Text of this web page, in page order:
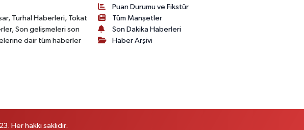
Turhal Haberleri, Tokat
Son gelişmeleri son
dair tüm haberler
Puan Durumu ve Fikstür
Tüm Manşetler
Son Dakika Haberleri
Haber Arşivi
Her hakkı saklıdır.